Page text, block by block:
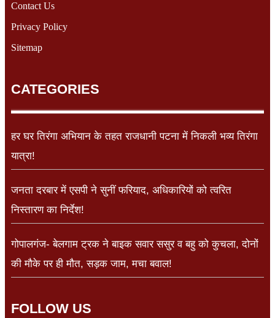
Contact Us
Privacy Policy
Sitemap
CATEGORIES
हर घर तिरंगा अभियान के तहत राजधानी पटना में निकली भव्य तिरंगा
यात्रा!
जनता दरबार में एसपी ने सुनीं फरियाद, अधिकारियों को त्वरित
निस्तारण का निर्देश!
गोपालगंज- बेलगाम ट्रक ने बाइक सवार ससुर व बहु को कुचला, दोनों
की मौके पर ही मौत, सड़क जाम, मचा बवाल!
FOLLOW US